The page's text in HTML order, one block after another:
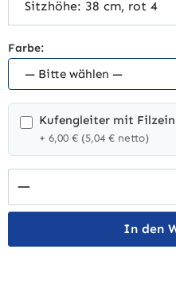
Farbe:
Kufengleiter mit
+ 6,00 € (5,04 € netto)
Produkt Anzahl:
In den